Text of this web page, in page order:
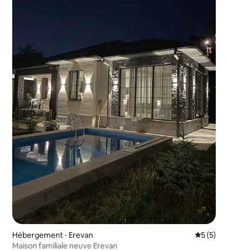
Hébergement ⋅ Erevan
5 (5)
Maison familiale neuve Erevan